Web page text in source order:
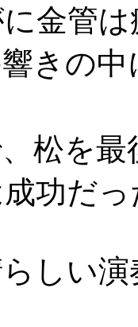
金管
きの
松を
功だ
しい